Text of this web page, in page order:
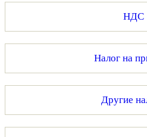
НДС
Налог на
Другие